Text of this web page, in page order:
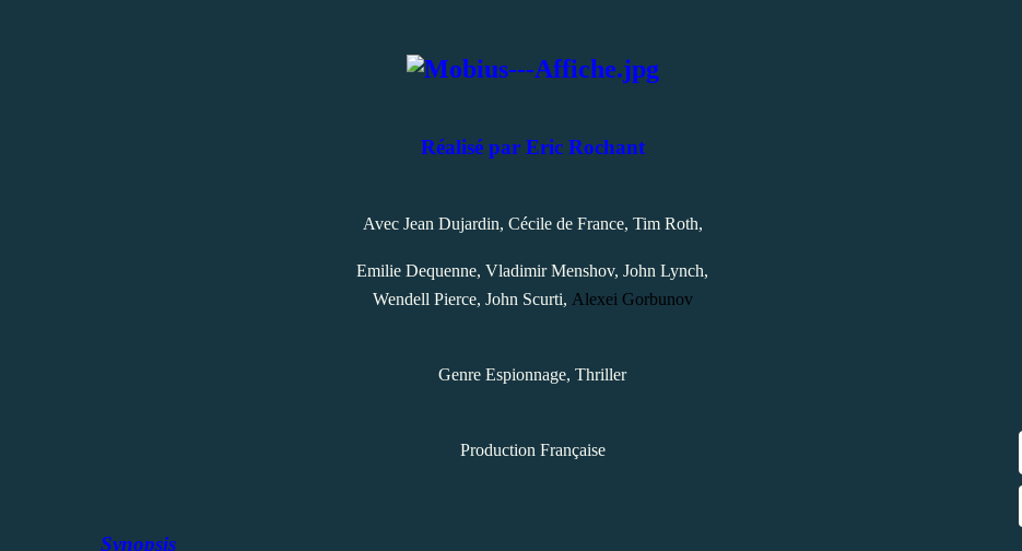
Réalisé par Eric Rochant
Avec Jean Dujardin, Cécile de France, Tim Roth,
Emilie Dequenne, Vladimir Menshov, John Lynch,
Wendell Pierce, John Scurti, Alexei Gorbunov
Genre Espionnage, Thriller
Production Française
Synopsis